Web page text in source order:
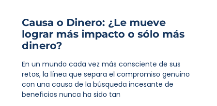
Causa o Dinero: ¿Le mueve
lograr más impacto o sólo más
dinero?
En un mundo cada vez más consciente de sus
retos, la línea que separa el compromiso genuino
con una causa de la búsqueda incesante de
beneficios nunca ha sido tan